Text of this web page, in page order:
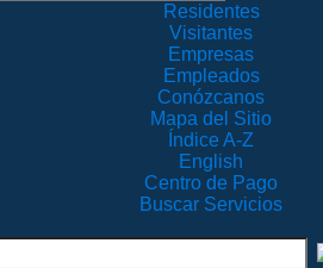
Residentes
Visitantes
Empresas
Empleados
Conózcanos
Mapa del Sitio
Índice A-Z
English
Centro de Pago
Buscar Servicios